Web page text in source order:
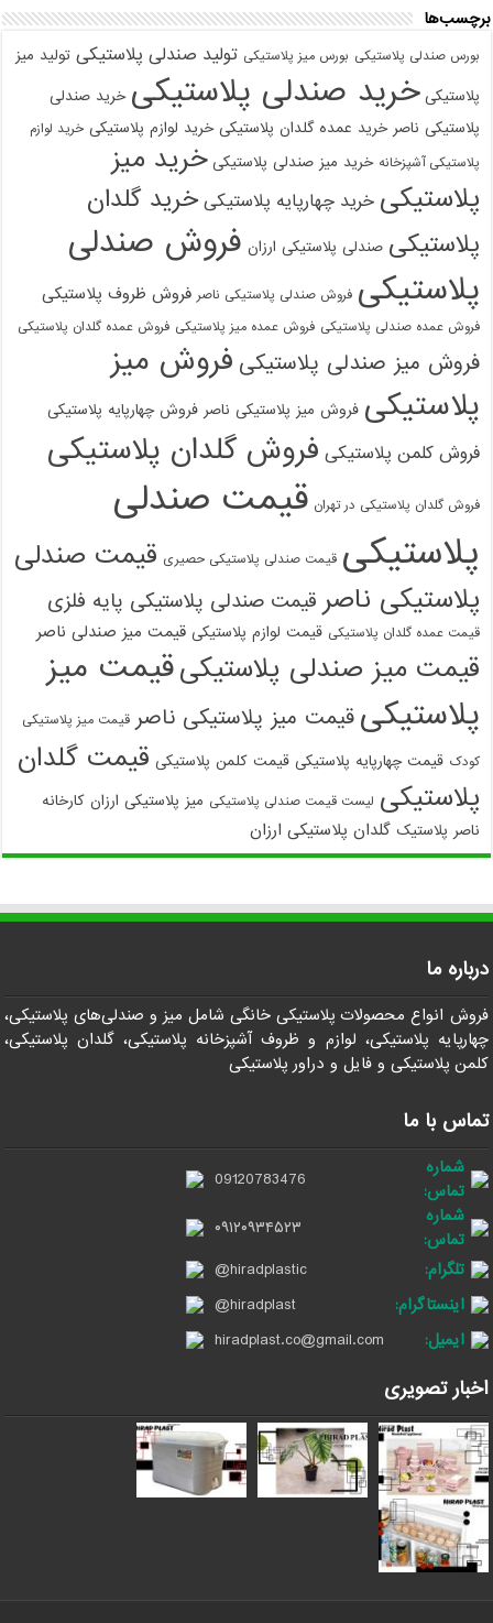
برچسب‌ها
بورس صندلی پلاستیکی بورس میز پلاستیکی تولید صندلی پلاستیکی تولید میز
پلاستیکی خرید صندلی پلاستیکی خرید صندلی
پلاستیکی ناصر خرید عمده گلدان پلاستیکی خرید لوازم پلاستیکی خرید لوازم
پلاستیکی آشپزخانه خرید میز صندلی پلاستیکی خرید میز
پلاستیکی خرید چهارپایه پلاستیکی خرید گلدان
پلاستیکی صندلی پلاستیکی ارزان فروش صندلی
پلاستیکی فروش صندلی پلاستیکی ناصر فروش ظروف پلاستیکی
فروش عمده صندلی پلاستیکی فروش عمده میز پلاستیکی فروش عمده گلدان پلاستیکی
فروش میز صندلی پلاستیکی فروش میز
پلاستیکی فروش میز پلاستیکی ناصر فروش چهارپایه پلاستیکی
فروش کلمن پلاستیکی فروش گلدان پلاستیکی
فروش گلدان پلاستیکی در تهران قیمت صندلی
پلاستیکی قیمت صندلی پلاستیکی حصیری قیمت صندلی
پلاستیکی ناصر قیمت صندلی پلاستیکی پایه فلزی
قیمت عمده گلدان پلاستیکی قیمت لوازم پلاستیکی قیمت میز صندلی ناصر
قیمت میز صندلی پلاستیکیقیمت میز
پلاستیکی قیمت میز پلاستیکی ناصر قیمت میز پلاستیکی
کودک قیمت چهارپایه پلاستیکی قیمت کلمن پلاستیکی قیمت گلدان
پلاستیکی لیست قیمت صندلی پلاستیکی میز پلاستیکی ارزان کارخانه
ناصر پلاستیک گلدان پلاستیکی ارزان
درباره ما
فروش انواع محصولات پلاستیکی خانگی شامل میز و صندلی‌های پلاستیکی،
چهارپایه پلاستیکی، لوازم و ظروف آشپزخانه پلاستیکی، گلدان پلاستیکی،
کلمن پلاستیکی و فایل و دراور پلاستیکی
تماس با ما
شماره
تماس:
09120783476
شماره
تماس:
۰۹۱۲۰۹۳۴۵۲۳
تلگرام:
@hiradplastic
اینستاگرام:
@hiradplast
ایمیل:
hiradplast.co@gmail.com
اخبار تصویری